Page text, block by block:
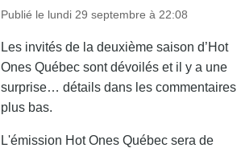
Publié le lundi 29 septembre à 22:08
Les invités de la deuxième saison d’Hot
Ones Québec sont dévoilés et il y a une
surprise… détails dans les commentaires
plus bas.
L'émission Hot Ones Québec sera de